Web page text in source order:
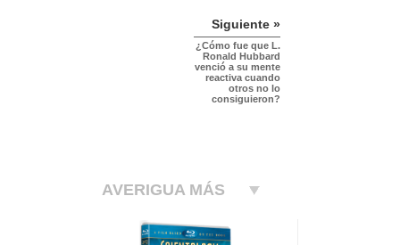
Siguiente »
¿Cómo fue que L.
Ronald Hubbard
venció a su mente
reactiva cuando
otros no lo
consiguieron?
AVERIGUA MÁS